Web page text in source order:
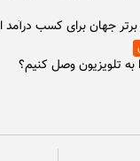
تلویزیون وصل کنیم؟